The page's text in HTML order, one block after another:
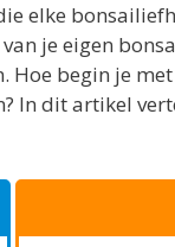
elke
je eigen
begin je
In dit artikel